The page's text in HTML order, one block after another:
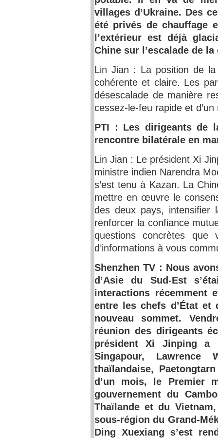
villages d’Ukraine. Des
été privés de chauffage
l’extérieur est déjà
Chine sur l’escalade de
Lin Jian : La position de
cohérente et claire. Les
désescalade de manière
cessez-le-feu rapide et
PTI : Les dirigeants de
rencontre bilatérale en
Lin Jian : Le président Xi
ministre indien Narendra
s’est tenu à Kazan. La
mettre en œuvre le
des deux pays, intensifier
renforcer la confiance
questions concrètes que
d’informations à vous
Shenzhen TV : Nous
d’Asie du Sud-Est
interactions récemment
entre les chefs d’État et
nouveau sommet.
réunion des dirigeants
président Xi Jinping a
Singapour,
thaïlandaise,
d’un mois, le Premier
gouvernement du
Thaïlande et du
sous-région du Grand-
Ding Xuexiang s’est